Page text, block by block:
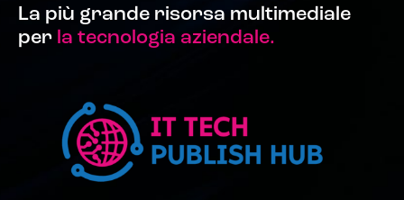
La più grande risorsa multimediale
per la tecnologia aziendale.